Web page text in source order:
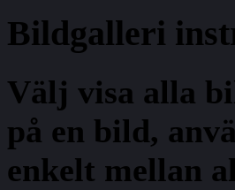
Bildgalleri
Välj visa alla
på en bild,
enkelt mellan